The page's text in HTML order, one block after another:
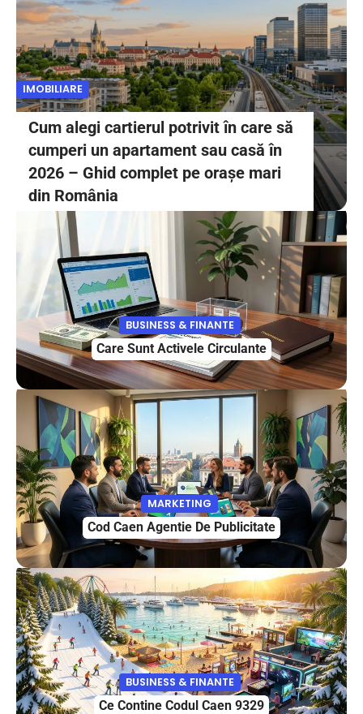
IMOBILIARE
Cum alegi cartierul potrivit în care să
cumperi un apartament sau casă în
2026 – Ghid complet pe orașe mari
din România
BUSINESS & FINANTE
Care Sunt Activele Circulante
MARKETING
Cod Caen Agentie De Publicitate
BUSINESS & FINANTE
Ce Contine Codul Caen 9329